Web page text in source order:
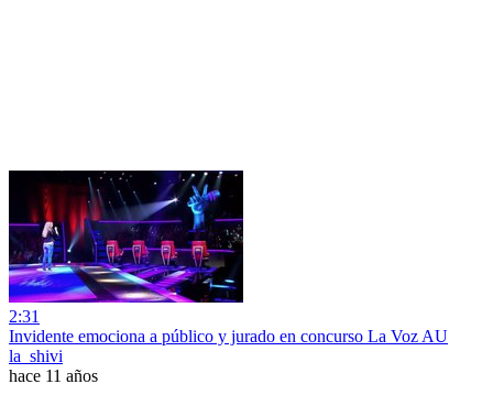
2:31
Invidente emociona a público y jurado en concurso La Voz AU
la_shivi
hace 11 años